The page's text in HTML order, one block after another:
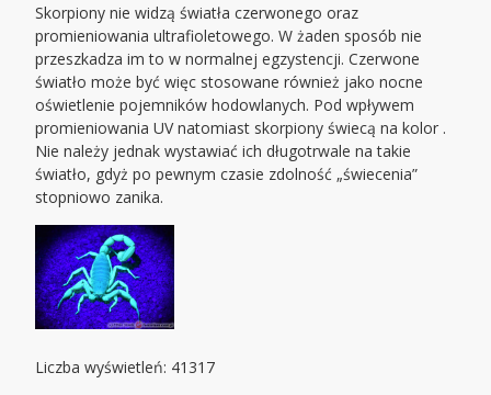
Skorpiony nie widzą światła czerwonego oraz
promieniowania ultrafioletowego. W żaden sposób nie
przeszkadza im to w normalnej egzystencji. Czerwone
światło może być więc stosowane również jako nocne
oświetlenie pojemników hodowlanych. Pod wpływem
promieniowania UV natomiast skorpiony świecą na kolor .
Nie należy jednak wystawiać ich długotrwale na takie
światło, gdyż po pewnym czasie zdolność „świecenia”
stopniowo zanika.
Liczba wyświetleń: 41317